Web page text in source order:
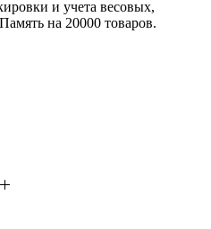
и учета весовых,
на 20000 товаров.